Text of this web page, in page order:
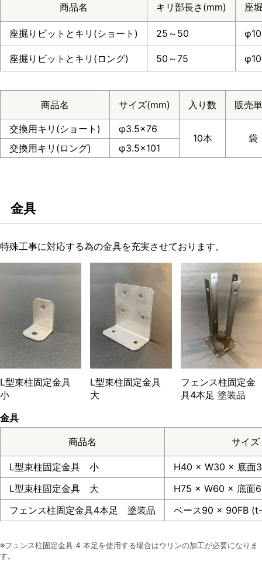
商品名 キリ部長さ(mm) 座
座掘りビットとキリ(ショート) 25～50
座掘りビットとキリ(ロング) 50～75
商品名 サイズ(mm) 入り数 販売
交換用キリ(ショート)
φ3.5×76
10本
袋
交換用キリ(ロング)
φ3.5×101
金具
特殊工事に対応する為の金具を充実させております。
L型束柱固定金具
小
L型束柱固定金具
大
フェンス柱固定金
具4本足 塗装品
金具
商品名 サイ
L型束柱固定金具 小
H40 × W30 × 底面
L型束柱固定金具 大
H75 × W60 × 底面
フェンス柱固定金具4本足 塗装品
ベース90 × 90FB
※フェンス柱固定金具 4 本足を使用する場合はウリンの加工が必要になりま
す。